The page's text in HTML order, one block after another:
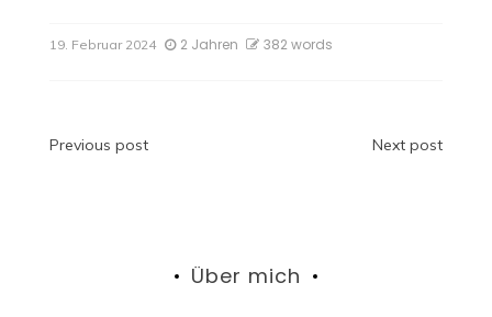
19. Februar 2024 2 Jahren 382 words
Beitragsnavigation
Previous post Next post
Über mich